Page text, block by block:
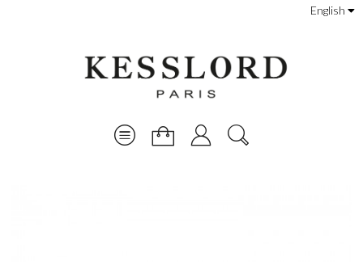
English